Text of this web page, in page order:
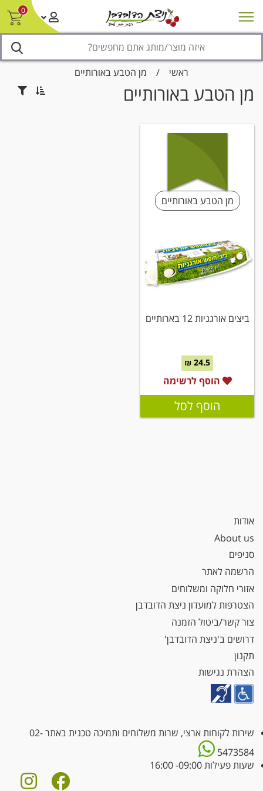
0
מבצעים סניפים צור קשר/ביטול הזמנה
ראשי / מן הטבע באורותיים
מן הטבע באורותיים
מן הטבע באורותיים
ביצים אורגניות 12 בארותיים
24.5 ₪
הוסף לרשימה
הוסף לסל
אודות
About us
סניפים
הרשמה לאתר
אזורי חלוקה ומשלוחים
הצטרפות למועדון ניצת הדובדבן
צור קשר/ביטול הזמנה
דרושים ב'ניצת הדובדבן'
תקנון
הצהרת נגישות
שירות לקוחות ארצי, שרות משלוחים ותמיכה טכנית באתר02-
5473584
שעות פעילות 09:00- 16:00